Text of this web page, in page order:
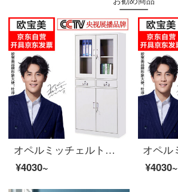
オペルミッチェルトオフィスキャビネット鋼製のブリーフィングキャビネットのアーカイブキャビネットの中の二斗チェイスト
¥4030~
¥4030~